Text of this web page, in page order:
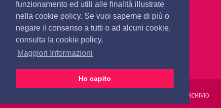
funzionamento ed utili alle finalità illustrate
nella cookie policy. Se vuoi saperne di più o
negare il consenso a tutti o ad alcuni cookie,
consulta la cookie policy.
Maggiori Informazioni
Ho capito
redazione@olbianotizie.it
ARCHIVIO